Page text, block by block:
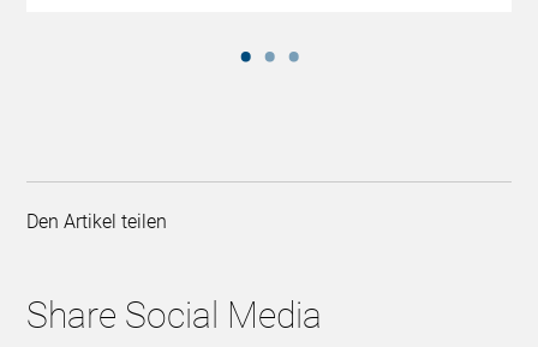
Den Artikel teilen
Share Social Media